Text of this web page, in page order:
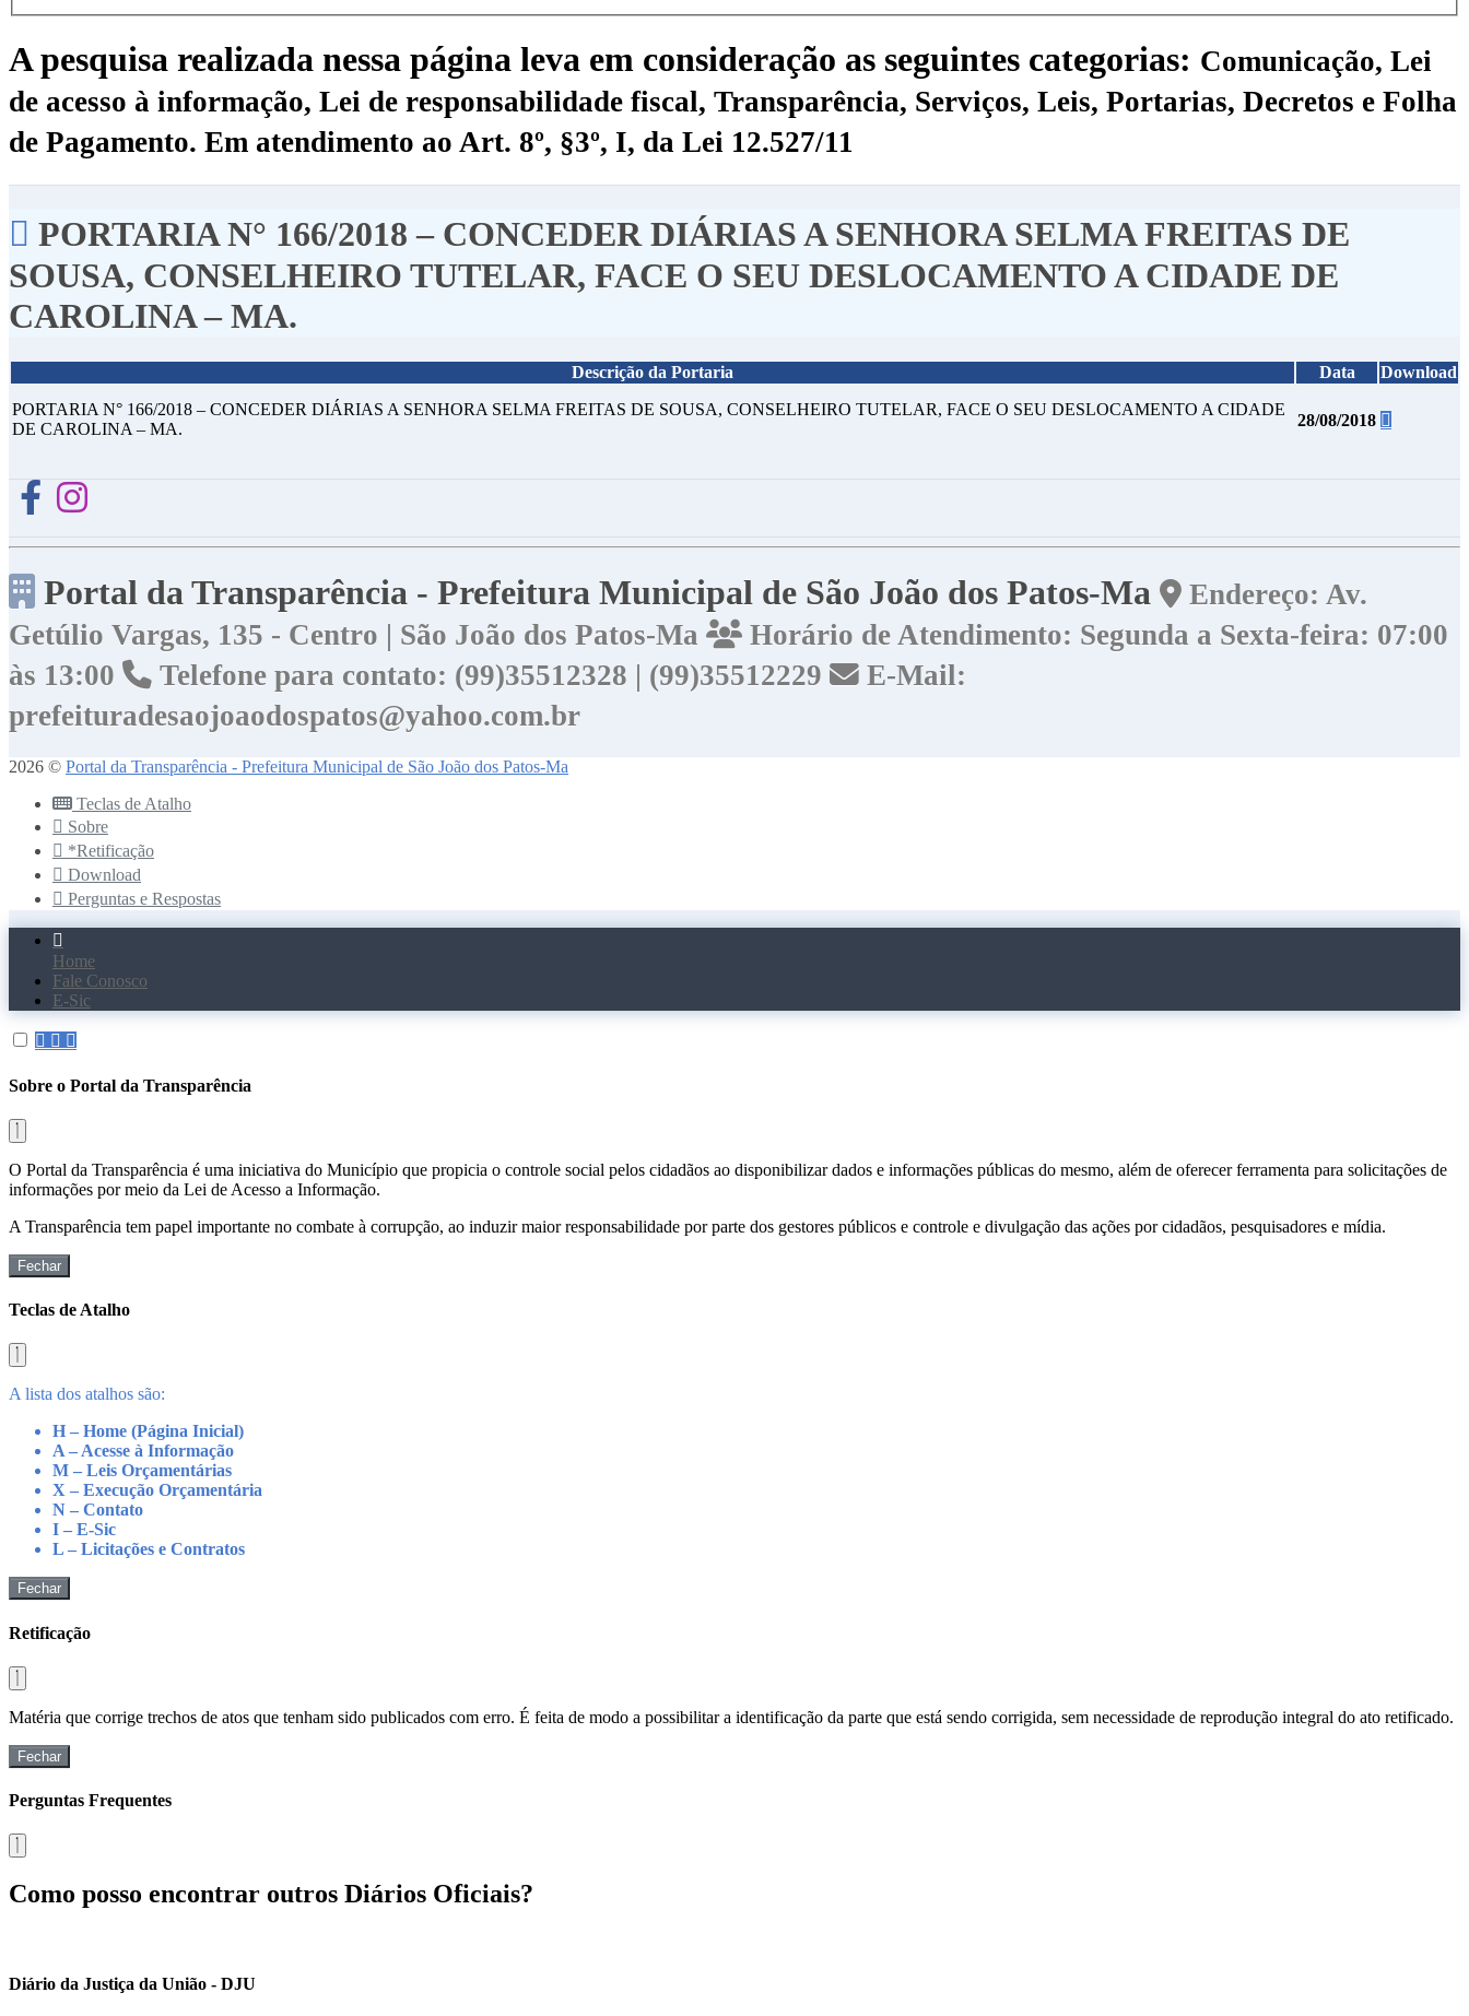
A pesquisa realizada nessa página leva em consideração as seguintes categorias: Comunicação, Lei
de acesso à informação, Lei de responsabilidade fiscal, Transparência, Serviços, Leis, Portarias, Decretos e Folha
de Pagamento. Em atendimento ao Art. 8º, §3º, I, da Lei 12.527/11
PORTARIA N° 166/2018 – CONCEDER DIÁRIAS A SENHORA SELMA FREITAS DE
SOUSA, CONSELHEIRO TUTELAR, FACE O SEU DESLOCAMENTO A CIDADE DE
CAROLINA – MA.
Descrição da Portaria Data
Download
PORTARIA N° 166/2018 – CONCEDER DIÁRIAS A SENHORA SELMA FREITAS DE SOUSA, CONSELHEIRO TUTELAR, FACE O SEU DESLOCAMENTO A CIDADE
DE CAROLINA – MA.
28/08/2018
Portal da Transparência - Prefeitura Municipal de São João dos Patos-Ma
Endereço: Av.
Getúlio Vargas, 135 - Centro | São João dos Patos-Ma
Horário de Atendimento: Segunda a Sexta-feira: 07:00
às 13:00
Telefone para contato: (99)35512328 | (99)35512229
E-Mail:
prefeituradesaojoaodospatos@yahoo.com.br
2026 © Portal da Transparência - Prefeitura Municipal de São João dos Patos-Ma
Teclas de Atalho
Sobre
*Retificação
Download
Perguntas e Respostas
Home
Fale Conosco
E-Sic
Sobre o Portal da Transparência
O Portal da Transparência é uma iniciativa do Município que propicia o controle social pelos cidadãos ao disponibilizar dados e informações públicas do mesmo, além de oferecer ferramenta para solicitações de
informações por meio da Lei de Acesso a Informação.
A Transparência tem papel importante no combate à corrupção, ao induzir maior responsabilidade por parte dos gestores públicos e controle e divulgação das ações por cidadãos, pesquisadores e mídia.
Fechar
Teclas de Atalho
A lista dos atalhos são:
H – Home (Página Inicial)
A – Acesse à Informação
M – Leis Orçamentárias
X – Execução Orçamentária
N – Contato
I – E-Sic
L – Licitações e Contratos
Fechar
Retificação
Matéria que corrige trechos de atos que tenham sido publicados com erro. É feita de modo a possibilitar a identificação da parte que está sendo corrigida, sem necessidade de reprodução integral do ato retificado.
Fechar
Perguntas Frequentes
Como posso encontrar outros Diários Oficiais?
Diário da Justiça da União - DJU